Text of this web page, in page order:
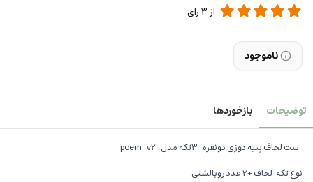
از 3رای
ناموجود
توضیحات بازخوردها
ست لحاف پنبه دوزی دونفره 3تکه مدل poem v2
نوع تکه: لحاف +2 عدد روبالشتی